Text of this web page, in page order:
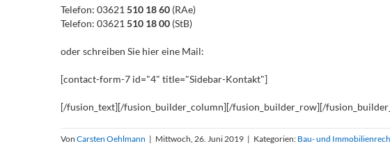
Telefon: 03621 510 18 60 (RAe)
Telefon: 03621 510 18 00 (StB)
oder schreiben Sie hier eine Mail:
[contact-form-7 id="4" title="Sidebar-Kontakt"]
[/fusion_text][/fusion_builder_column][/fusion_builder_row][/
Von Carsten Oehlmann | Mittwoch, 26. Juni 2019 | Kategorien: Bau- und